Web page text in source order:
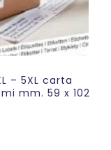
– 5XL carta
mm. 59 x 102